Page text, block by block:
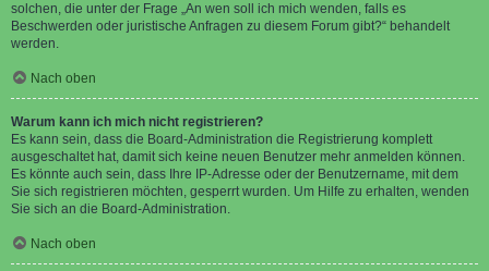
solchen, die unter der Frage „An wen soll ich mich wenden, falls es
Beschwerden oder juristische Anfragen zu diesem Forum gibt?“ behandelt
werden.
Nach oben
Warum kann ich mich nicht registrieren?
Es kann sein, dass die Board-Administration die Registrierung komplett
ausgeschaltet hat, damit sich keine neuen Benutzer mehr anmelden können.
Es könnte auch sein, dass Ihre IP-Adresse oder der Benutzername, mit dem
Sie sich registrieren möchten, gesperrt wurden. Um Hilfe zu erhalten, wenden
Sie sich an die Board-Administration.
Nach oben